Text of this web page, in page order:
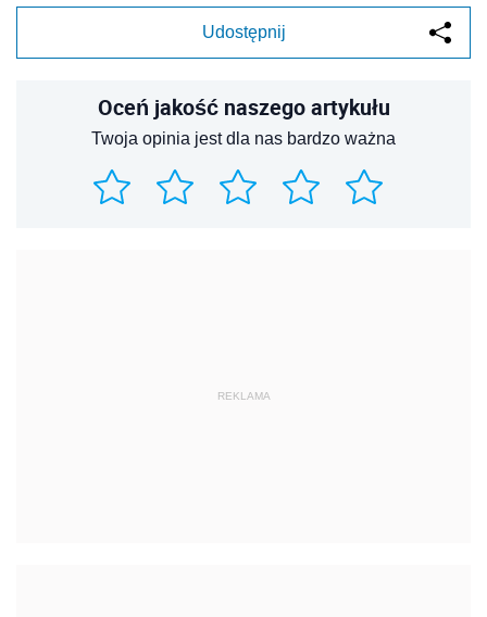
Udostępnij
Oceń jakość naszego artykułu
Twoja opinia jest dla nas bardzo ważna
REKLAMA